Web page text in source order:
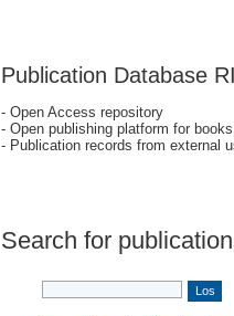
Publication Database
- Open Access repository
- Open publishing platform for
- Publication records from external
Search for